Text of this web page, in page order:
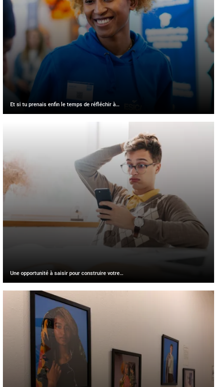
Et si tu prenais enfin le temps de réfléchir à…
Une opportunité à saisir pour construire votre…